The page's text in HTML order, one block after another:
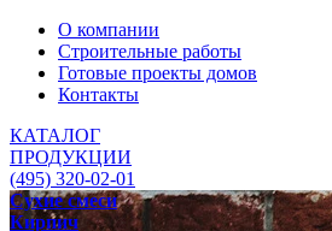
О компании
Строительные работы
Готовые проекты домов
Контакты
КАТАЛОГ
ПРОДУКЦИИ
(495) 320-02-01
Сухие смеси
Кирпич